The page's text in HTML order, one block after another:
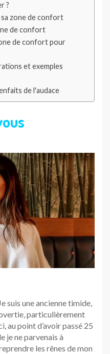
?
zone de confort
de confort
de confort pour
et exemples
de l'audace
suis une ancienne timide,
particulièrement
au point d’avoir passé 25
je ne parvenais à
les rênes de mon